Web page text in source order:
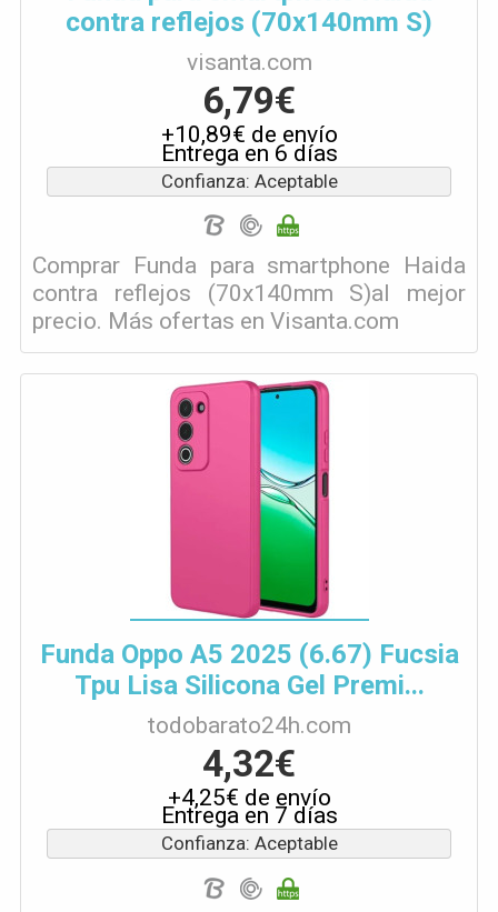
contra reflejos (70x140mm S)
visanta.com
6,79€
+10,89€ de envío
Entrega en 6 días
Confianza: Aceptable
Comprar Funda para smartphone Haida
contra reflejos (70x140mm S)al mejor
precio. Más ofertas en Visanta.com
Funda Oppo A5 2025 (6.67) Fucsia
Tpu Lisa Silicona Gel Premi...
todobarato24h.com
4,32€
+4,25€ de envío
Entrega en 7 días
Confianza: Aceptable